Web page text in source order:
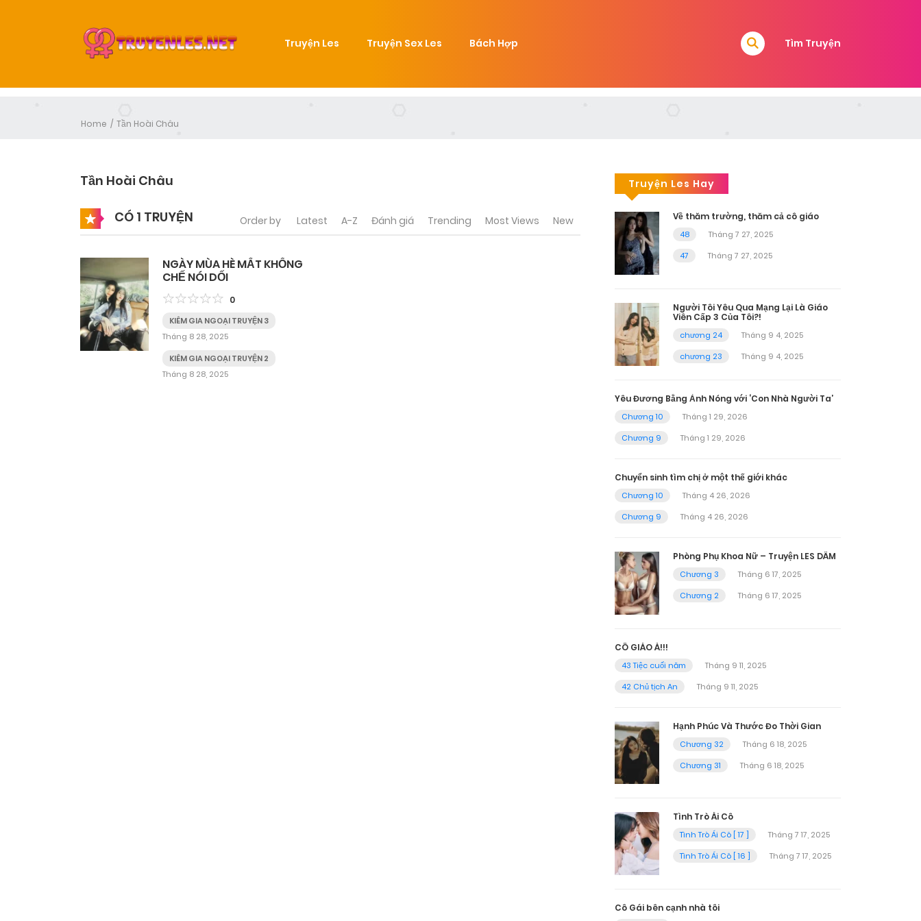
Truyện Les Truyện Sex Les Bách Hợp Tìm Truyện
Home Tần Hoài Châu
Tần Hoài Châu
CÓ 1 TRUYỆN Order by Latest A-Z Đánh giá Trending Most Views New
NGÀY MÙA HÈ MẤT KHỐNG
CHẾ NÓI DỐI
0
KIÊM GIA NGOẠI TRUYỆN 3
Tháng 8 28, 2025
KIÊM GIA NGOẠI TRUYỆN 2
Tháng 8 28, 2025
Truyện Les Hay
Về thăm trường, thăm cả cô giáo
48
Tháng 7 27, 2025
47
Tháng 7 27, 2025
Người Tôi Yêu Qua Mạng Lại Là Giáo
Viên Cấp 3 Của Tôi?!
chương 24
Tháng 9 4, 2025
chương 23
Tháng 9 4, 2025
Yêu Đương Bằng Ảnh Nóng với ‘Con Nhà Người Ta’
Chương 10
Tháng 1 29, 2026
Chương 9
Tháng 1 29, 2026
Chuyển sinh tìm chị ở một thế giới khác
Chương 10
Tháng 4 26, 2026
Chương 9
Tháng 4 26, 2026
Phòng Phụ Khoa Nữ – Truyện LES DÂM
Chương 3
Tháng 6 17, 2025
Chương 2
Tháng 6 17, 2025
CÔ GIÁO À!!!
43 Tiệc cuối năm
Tháng 9 11, 2025
42 Chủ tịch An
Tháng 9 11, 2025
Hạnh Phúc Và Thước Đo Thời Gian
Chương 32
Tháng 6 18, 2025
Chương 31
Tháng 6 18, 2025
Tình Trò Ái Cô
Tình Trò Ái Cô [ 17 ]
Tháng 7 17, 2025
Tình Trò Ái Cô [ 16 ]
Tháng 7 17, 2025
Cô Gái bên cạnh nhà tôi